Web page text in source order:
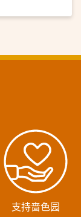
支持啬色园